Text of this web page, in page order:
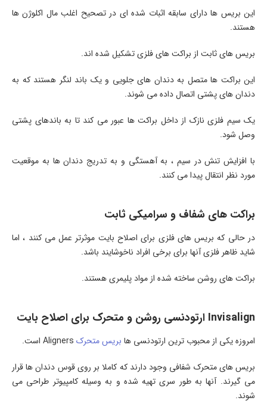
این بریس ها دارای سابقه اثبات شده ای در تصحیح اغلب مال اکلوژن ها
هستند.
بریس های ثابت از براکت های فلزی تشکیل شده اند.
این براکت ها متصل به دندان های جلویی و یک باند لنگر هستند که به
دندان های پشتی اتصال داده می شوند.
یک سیم فلزی نازک از داخل براکت ها عبور می کند تا به باندهای پشتی
وصل شود.
با افزایش تنش در سیم ، به آهستگی و به تدریج دندان ها به موقعیت
مورد نظر انتقال پیدا می کنند.
براکت های شفاف و سرامیکی ثابت
در حالی که بریس های فلزی برای اصلاح بایت موثرتر عمل می کنند ، اما
شاید ظاهر فلزی آنها برای برخی افراد ناخوشایند باشد.
براکت های روشن ساخته شده از مواد پلیمری هستند.
Invisalign ارتودنسی روشن و متحرک برای اصلاح بایت
امروزه یکی از محبوب ترین ارتودنسی ها بریس متحرک
بریس های متحرک شفافی وجود دارند که کاملا بر روی قوس دندان ها قرار
می گیرند. آنها به طور سری تهیه شده و به وسیله کامپیوتر طراحی می
شوند.